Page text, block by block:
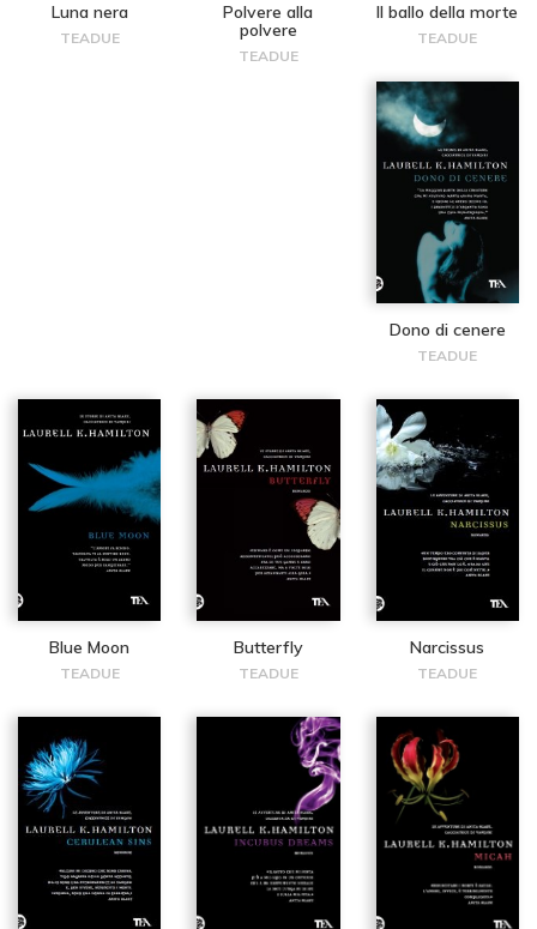
Luna nera
TEADUE
Polvere alla
polvere
TEADUE
Il ballo della morte
TEADUE
Dono di cenere
TEADUE
Blue Moon
TEADUE
Butterfly
TEADUE
Narcissus
TEADUE